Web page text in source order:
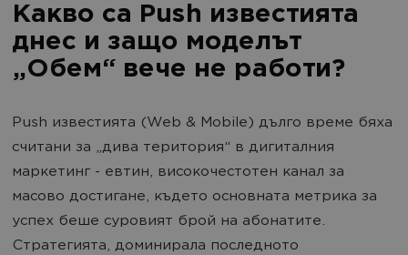
Какво са Push известията
днес и защо моделът
„Обем“ вече не работи?
Push известията (Web & Mobile) дълго време бяха
считани за „дива територия“ в дигиталния
маркетинг - евтин, високочестотен канал за
масово достигане, където основната метрика за
успех беше суровият брой на абонатите.
Стратегията, доминирала последното